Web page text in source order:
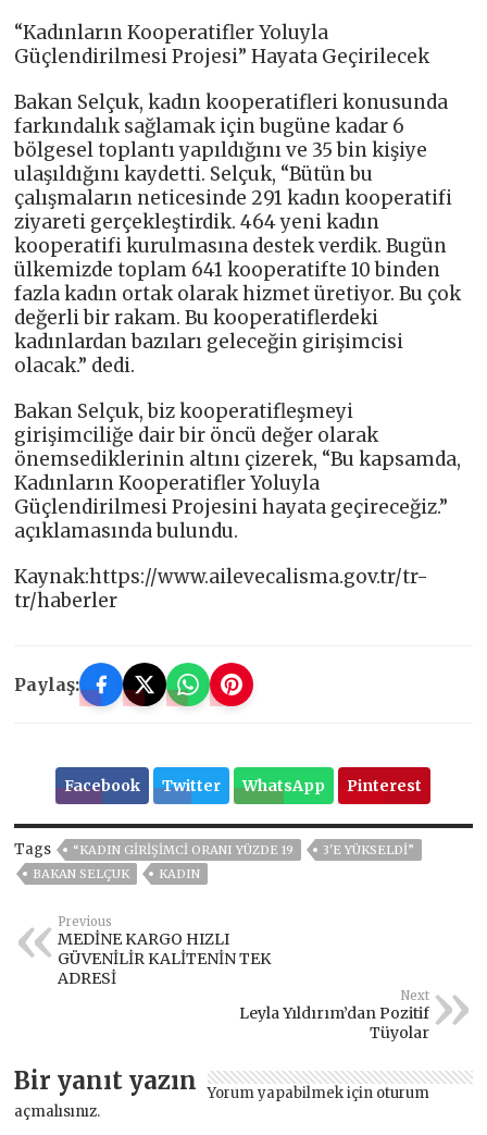
“Kadınların Kooperatifler Yoluyla
Güçlendirilmesi Projesi” Hayata Geçirilecek
Bakan Selçuk, kadın kooperatifleri konusunda
farkındalık sağlamak için bugüne kadar 6
bölgesel toplantı yapıldığını ve 35 bin kişiye
ulaşıldığını kaydetti. Selçuk, “Bütün bu
çalışmaların neticesinde 291 kadın kooperatifi
ziyareti gerçekleştirdik. 464 yeni kadın
kooperatifi kurulmasına destek verdik. Bugün
ülkemizde toplam 641 kooperatifte 10 binden
fazla kadın ortak olarak hizmet üretiyor. Bu çok
değerli bir rakam. Bu kooperatiflerdeki
kadınlardan bazıları geleceğin girişimcisi
olacak.” dedi.
Bakan Selçuk, biz kooperatifleşmeyi
girişimciliğe dair bir öncü değer olarak
önemsediklerinin altını çizerek, “Bu kapsamda,
Kadınların Kooperatifler Yoluyla
Güçlendirilmesi Projesini hayata geçireceğiz.”
açıklamasında bulundu.
Kaynak:https://www.ailevecalisma.gov.tr/tr-
tr/haberler
Paylaş:
Facebook Twitter WhatsApp Pinterest
Tags “KADIN GIRIŞIMCI ORANI YÜZDE 19
3'E YÜKSELDI”
BAKAN SELÇUK
KADIN
Previous
MEDİNE KARGO HIZLI
GÜVENİLİR KALİTENİN TEK
ADRESİ
Next
Leyla Yıldırım’dan Pozitif
Tüyolar
Bir yanıt yazın Yorum yapabilmek için oturum
açmalısınız.